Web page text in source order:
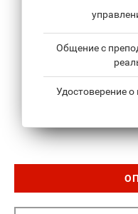
Общение с
Удостоверение